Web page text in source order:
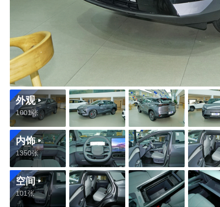
外观
1001张
内饰
1350张
空间
101张